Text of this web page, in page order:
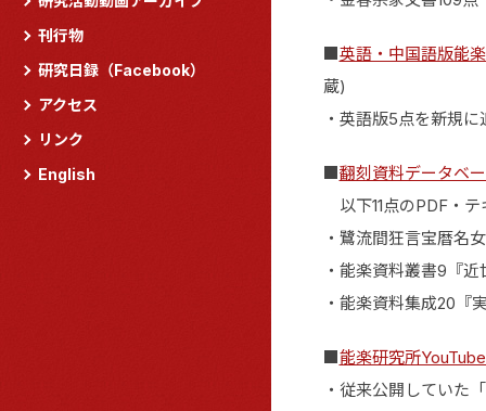
刊行物
研究日録（Facebook）
アクセス
リンク
English
■英語・中国語版能
蔵)
・英語版5点を新規
■翻刻資料データベ
以下11点のPDF・
・鷺流間狂言宝暦名
・能楽資料叢書9『
・能楽資料集成20『
■能楽研究所
・従来公開していた